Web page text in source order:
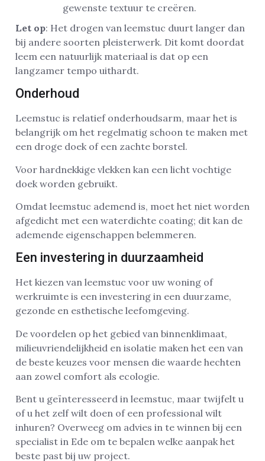
gewenste textuur te creëren.
Let op: Het drogen van leemstuc duurt langer dan
bij andere soorten pleisterwerk. Dit komt doordat
leem een natuurlijk materiaal is dat op een
langzamer tempo uithardt.
Onderhoud
Leemstuc is relatief onderhoudsarm, maar het is
belangrijk om het regelmatig schoon te maken met
een droge doek of een zachte borstel.
Voor hardnekkige vlekken kan een licht vochtige
doek worden gebruikt.
Omdat leemstuc ademend is, moet het niet worden
afgedicht met een waterdichte coating; dit kan de
ademende eigenschappen belemmeren.
Een investering in duurzaamheid
Het kiezen van leemstuc voor uw woning of
werkruimte is een investering in een duurzame,
gezonde en esthetische leefomgeving.
De voordelen op het gebied van binnenklimaat,
milieuvriendelijkheid en isolatie maken het een van
de beste keuzes voor mensen die waarde hechten
aan zowel comfort als ecologie.
Bent u geïnteresseerd in leemstuc, maar twijfelt u
of u het zelf wilt doen of een professional wilt
inhuren? Overweeg om advies in te winnen bij een
specialist in Ede om te bepalen welke aanpak het
beste past bij uw project.